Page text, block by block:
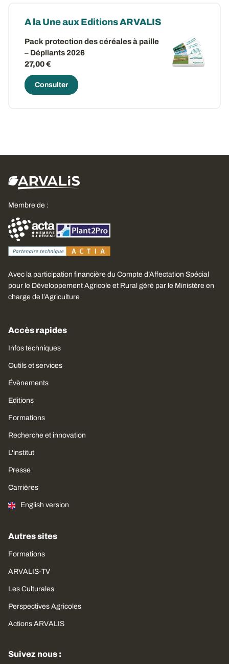
A la Une aux Editions ARVALIS
Pack protection des céréales à paille
– Dépliants 2026
27,00 €
Consulter
Membre de :
Avec la participation financière du Compte d’Affectation Spécial
pour le Développement Agricole et Rural géré par le Ministère en
charge de l’Agriculture
Accès rapides
Infos techniques
Outils et services
Évènements
Editions
Formations
Recherche et innovation
L'institut
Presse
Carrières
English version
Autres sites
Formations
ARVALIS-TV
Les Culturales
Perspectives Agricoles
Actions ARVALIS
Suivez nous :